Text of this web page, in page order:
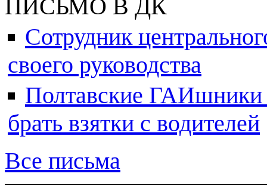
ПИСЬМО В ДК
Сотрудник
своего руководства
Полтавские ГАИшники
брать взятки с водителей
Все письма